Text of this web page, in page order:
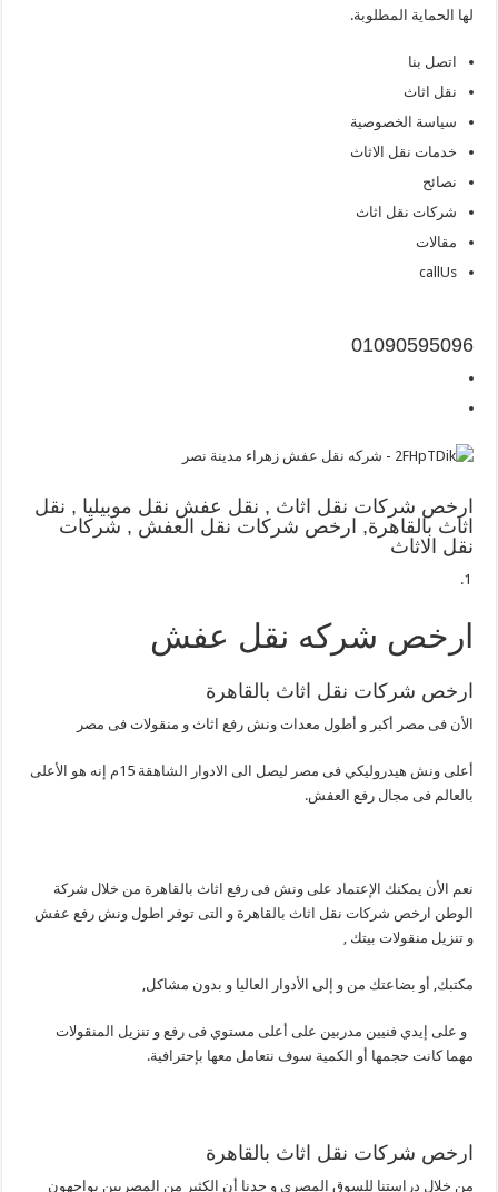
لها الحماية المطلوبة.
اتصل بنا
نقل اثاث
سياسة الخصوصية
خدمات نقل الاثاث
نصائح
شركات نقل اثاث
مقالات
callUs
‪01090595096
ارخص شركات نقل اثاث , نقل عفش نقل موبيليا , نقل
اثاث بالقاهرة, ارخص شركات نقل العفش , شركات
نقل الاثاث
ارخص شركه نقل عفش
ارخص شركات نقل اثاث بالقاهرة
الأن فى مصر أكبر و أطول معدات ونش رفع اثاث و منقولات فى مصر
أعلى ونش هيدروليكي فى مصر ليصل الى الادوار الشاهقة 51م إنه هو الأعلى
بالعالم فى مجال رفع العفش.
نعم الأن يمكنك الإعتماد على ونش فى رفع اثاث بالقاهرة من خلال شركة
الوطن ارخص شركات نقل اثاث بالقاهرة و التى توفر اطول ونش رفع عفش
و تنزيل منقولات بيتك ,
مكتبك, أو بضاعتك من و إلى الأدوار العاليا و بدون مشاكل,
و على إيدي فنيين مدربين على أعلى مستوي فى رفع و تنزيل المنقولات
مهما كانت حجمها أو الكمية سوف نتعامل معها بإحترافية.
ارخص شركات نقل اثاث بالقاهرة
من خلال دراستنا للسوق المصري و جدنا أن الكثير من المصريين يواجهون